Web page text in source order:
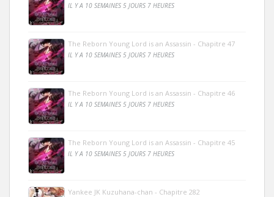
IL Y A 10 SEMAINES 5 JOURS 7 HEURES
The Reborn Young Lord is an Assassin - Chapitre 47
IL Y A 10 SEMAINES 5 JOURS 7 HEURES
The Reborn Young Lord is an Assassin - Chapitre 46
IL Y A 10 SEMAINES 5 JOURS 7 HEURES
The Reborn Young Lord is an Assassin - Chapitre 45
IL Y A 10 SEMAINES 5 JOURS 7 HEURES
Yankee JK Kuzuhana-chan - Chapitre 282